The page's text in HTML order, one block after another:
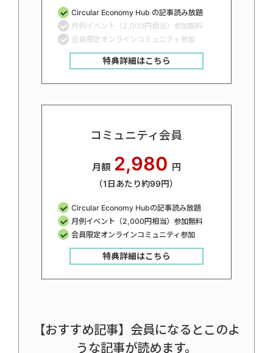
Circular Economy Hub の記事読み放題
月例イベント（2,000円相当）参加無料
会員限定オンラインコミュニティ参加
特典詳細はこちら
コミュニティ会員
月額 2,980 円
（1日あたり約99円）
Circular Economy Hubの記事読み放題
月例イベント（2,000円相当）参加無料
会員限定オンラインコミュニティ参加
特典詳細はこちら
【おすすめ記事】会員になるとこのよ
うな記事が読めます。